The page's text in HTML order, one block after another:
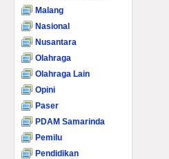
Malang
Nasional
Nusantara
Olahraga
Olahraga Lain
Opini
Paser
PDAM Samarinda
Pemilu
Pendidikan